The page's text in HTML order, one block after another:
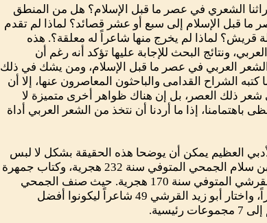
الشعري في عصر ما قبل الإسلام؟ هل من المنطق
قبل الإسلام إلى سبع أو عشر قصائد؟ لماذا لم تقدم
قريش؟ لماذا لم يخرج منها شاعراً له معلقة؟. هذه
ونتائج البحث للإجابة عليها تؤكد أنه رغم أن
الشعر العربي في عصر ما قبل الإسلام، ومن يشك في ذلك
الشراح القدامى والباحثون المعاصرون عنها، إلا أن
شعر ذلك العصر، بل إن هناك ظواهر أخرى متميزة لا
باهتمامنا، إذا ما أردنا أن نتخذ من الشعر العربي أداة
العظيم يمكن أن يوضحا هذه الحقيقة بشكل لا لبس
فيه: كتاب طبقات فحول الشعراء الجاهليين لابن سلام الجمحي المتوفي سنة 232 هجرية، وكتاب جمهرة
أشعار العرب في الجاهلية والإسلام لأبي زيد القرشي المتوفي سنة 170 هجرية. حيث صنف الجمحي
الشعراء الجاهليين في 12 طبقة تضم 73 شاعراً، واختار أبو زيد القرشي 49 شاعراً ليكونوا أفضل